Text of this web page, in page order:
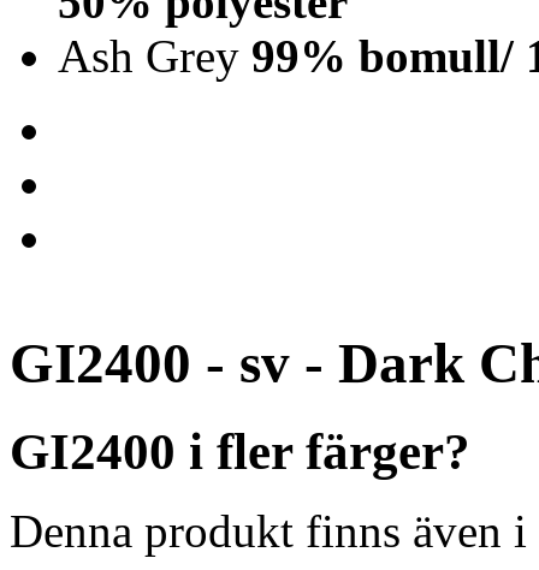
Ash Grey 99% bomull/
GI2400 - sv - Dark
GI2400 i fler färger?
Denna produkt finns även